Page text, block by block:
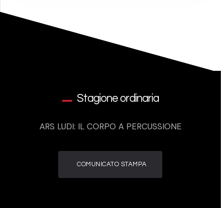
Stagione ordinaria
ARS LUDI: IL CORPO A PERCUSSIONE
COMUNICATO STAMPA